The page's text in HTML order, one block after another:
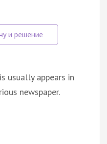
usually appears in
newspaper.